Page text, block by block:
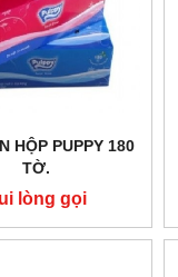
HỘP PUPPY 180
TỜ.
lòng gọi